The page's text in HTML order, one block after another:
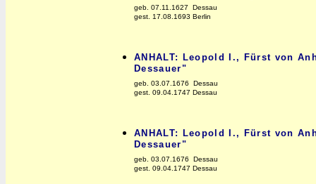
geb. 07.11.1627 Dessau
gest. 17.08.1693 Berlin
ANHALT: Leopold I., Fürst von
Dessauer"
geb. 03.07.1676 Dessau
gest. 09.04.1747 Dessau
ANHALT: Leopold I., Fürst von
Dessauer"
geb. 03.07.1676 Dessau
gest. 09.04.1747 Dessau